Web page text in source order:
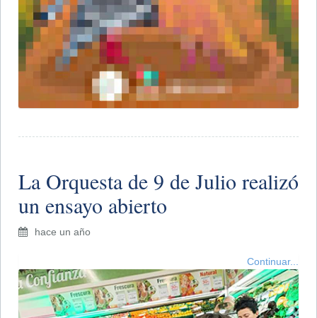
​La Orquesta de 9 de Julio realizó
un ensayo abierto
hace un año
Continuar...